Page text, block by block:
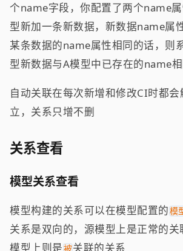
个name字段，你配置了两个name
型新加一条新数据，新数据name属
某条数据的name属性相同的话，则
型新数据与A模型中已存在的name
自动关联在每次新增和修改CI时都
立，关系只增不删
关系查看
模型关系查看
模型构建的关系可以在模型配置的模
关系是双向的，源模型上是正常的关
模型上则是被关联的关系